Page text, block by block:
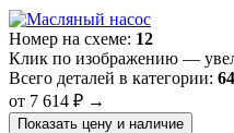
Номер на схеме: 12
Клик по изображению —
Всего деталей в категории: 64
от 7 614 ₽ →
Показать цену и наличие